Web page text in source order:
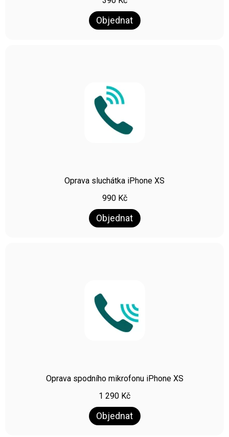
Objednat
Oprava sluchátka iPhone XS
990 Kč
Objednat
Oprava spodního mikrofonu iPhone XS
1 290 Kč
Objednat